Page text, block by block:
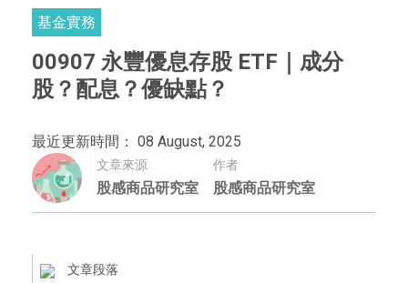
基金實務
00907 永豐優息存股 ETF｜成分
股？配息？優缺點？
最近更新時間： 08 August, 2025
文章來源
股感商品研究室
作者
股感商品研究室
文章段落